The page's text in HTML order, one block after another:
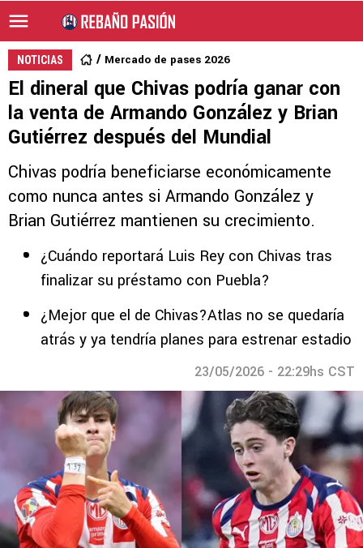
NOTICIAS Mercado de pases 2026
El dineral que Chivas podría ganar con
la venta de Armando González y Brian
Gutiérrez después del Mundial
Chivas podría beneficiarse económicamente
como nunca antes si Armando González y
Brian Gutiérrez mantienen su crecimiento.
¿Cuándo reportará Luis Rey con Chivas tras
finalizar su préstamo con Puebla?
¿Mejor que el de Chivas?Atlas no se quedaría
atrás y ya tendría planes para estrenar estadio
23/05/2026 - 22:29hs CST